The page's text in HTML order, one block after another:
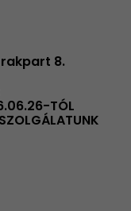
rakpart 8.
TÓL